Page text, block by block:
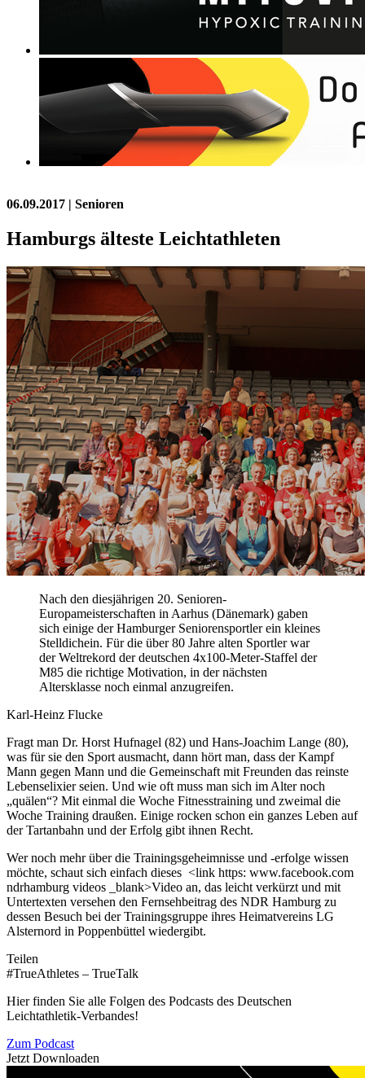
06.09.2017 | Senioren
Hamburgs älteste Leichtathleten
Nach den diesjährigen 20. Senioren-
Europameisterschaften in Aarhus (Dänemark) gaben
sich einige der Hamburger Seniorensportler ein kleines
Stelldichein. Für die über 80 Jahre alten Sportler war
der Weltrekord der deutschen 4x100-Meter-Staffel der
M85 die richtige Motivation, in der nächsten
Altersklasse noch einmal anzugreifen.
Karl-Heinz Flucke
Fragt man Dr. Horst Hufnagel (82) und Hans-Joachim Lange (80),
was für sie den Sport ausmacht, dann hört man, dass der Kampf
Mann gegen Mann und die Gemeinschaft mit Freunden das reinste
Lebenselixier seien. Und wie oft muss man sich im Alter noch
„quälen“? Mit einmal die Woche Fitnesstraining und zweimal die
Woche Training draußen. Einige rocken schon ein ganzes Leben auf
der Tartanbahn und der Erfolg gibt ihnen Recht.
Wer noch mehr über die Trainingsgeheimnisse und -erfolge wissen
möchte, schaut sich einfach dieses <link https: www.facebook.com
ndrhamburg videos _blank>Video an, das leicht verkürzt und mit
Untertexten versehen den Fernsehbeitrag des NDR Hamburg zu
dessen Besuch bei der Trainingsgruppe ihres Heimatvereins LG
Alsternord in Poppenbüttel wiedergibt.
Teilen
#TrueAthletes – TrueTalk
Hier finden Sie alle Folgen des Podcasts des Deutschen
Leichtathletik-Verbandes!
Zum Podcast
Jetzt Downloaden